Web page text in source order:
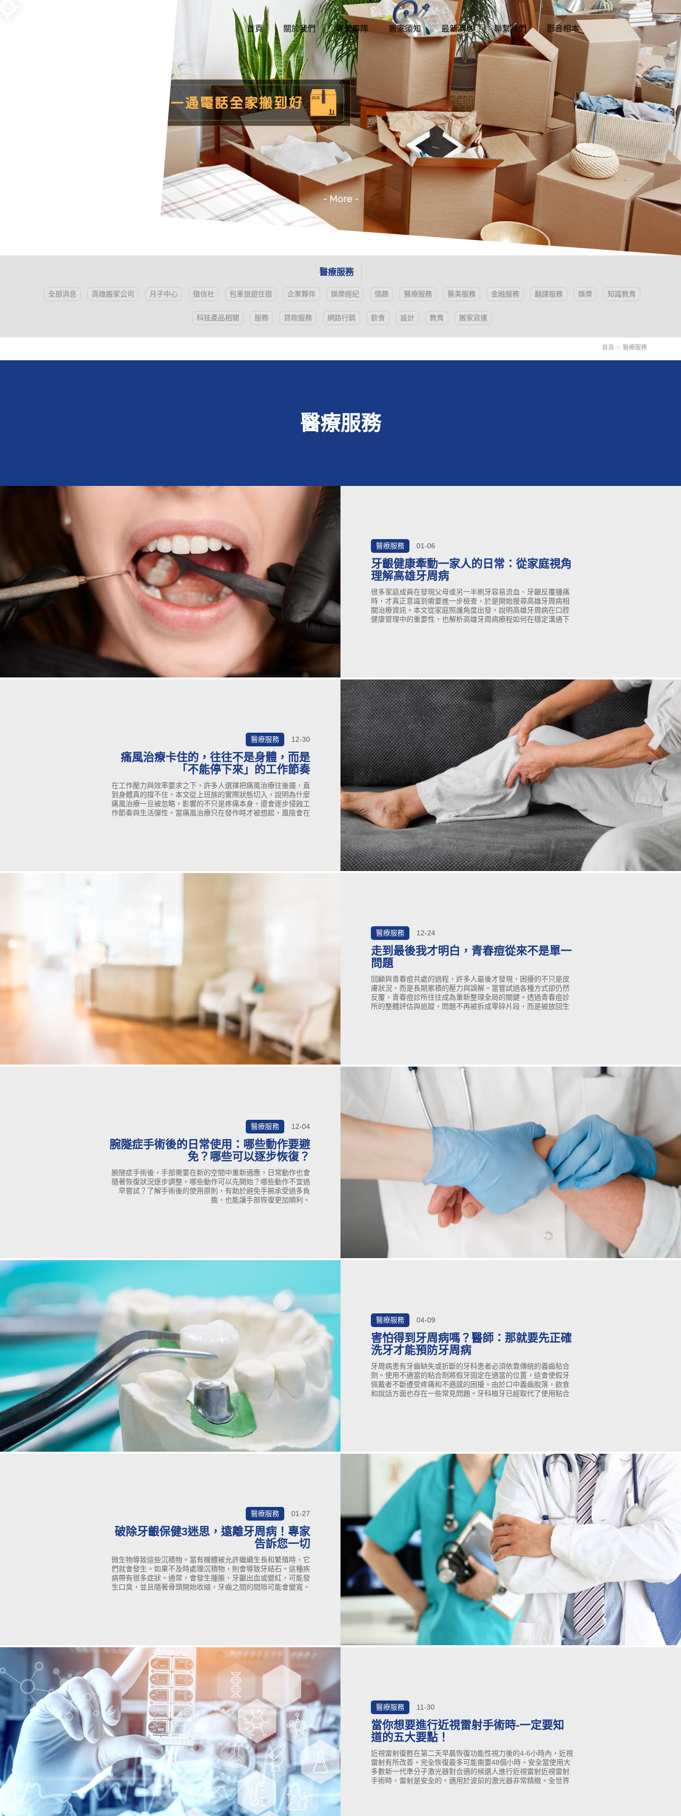
首頁 關於我們 專業車隊 搬家須知 最新消息 聯繫我們 影音相本
- More -
醫療服務
全部消息 高雄搬家公司 月子中心 徵信社 包車旅遊住宿 企業夥伴 娛樂經紀 情趣 醫療服務 醫美服務 金融服務 翻譯服務 娛樂 知識教育
科技產品相關 服務 貸款服務 網路行銷 飲食 設計 教育 搬家貨運
首頁 醫療服務
醫療服務
醫療服務 01-06
牙齦健康牽動一家人的日常：從家庭視角
理解高雄牙周病
很多家庭成員在發現父母或另一半刷牙容易流血、牙齦反覆腫痛
時，才真正意識到需要進一步檢查，於是開始搜尋高雄牙周病相
關治療資訊。本文從家庭照護角度出發，說明高雄牙周病在口腔
健康管理中的重要性，也解析高雄牙周病療程如何在穩定溝通下
醫療服務 12-30
痛風治療卡住的，往往不是身體，而是
「不能停下來」的工作節奏
在工作壓力與效率要求之下，許多人選擇把痛風治療往後擺，直
到身體真的撐不住。本文從上班族的實際狀態切入，說明為什麼
痛風治療一旦被忽略，影響的不只是疼痛本身，還會逐步侵蝕工
作節奏與生活彈性。當痛風治療只在發作時才被想起，風險會在
醫療服務 12-24
走到最後我才明白，青春痘從來不是單一
問題
回顧與青春痘共處的過程，許多人最後才發現，困擾的不只是皮
膚狀況，而是長期累積的壓力與誤解。當嘗試過各種方式卻仍然
反覆，青春痘診所往往成為重新整理全局的關鍵。透過青春痘診
所的整體評估與追蹤，問題不再被拆成零碎片段，而是被放回生
醫療服務 12-04
腕隧症手術後的日常使用：哪些動作要避
免？哪些可以逐步恢復？
腕隧症手術後，手部需要在新的空間中重新適應，日常動作也會
隨著恢復狀況逐步調整。哪些動作可以先開始？哪些動作不宜過
早嘗試？了解手術後的使用原則，有助於避免手腕承受過多負
擔，也能讓手部恢復更加順利。
醫療服務 04-09
害怕得到牙周病嗎？醫師：那就要先正確
洗牙才能預防牙周病
牙周病患有牙齒缺失或折斷的牙科患者必須依靠傳統的義齒粘合
劑。使用不適當的粘合劑將假牙固定在適當的位置，這會使假牙
佩戴者不斷遭受疼痛和不適感的困擾。由於口中義齒脫落，飲食
和說話方面也存在一些常見問題。牙科植牙已經取代了使用粘合
醫療服務 01-27
破除牙齦保健3迷思，遠離牙周病！專家
告訴您一切
微生物導致這些沉積物。當有機體被允許繼續生長和繁殖時，它
們就會發生。如果不及時處理沉積物，則會導致牙結石。這種疾
病帶有很多症狀。通常，會發生腫脹，牙齦出血或變紅，可能發
生口臭，並且隨著骨頭開始收縮，牙齒之間的間隙可能會變寬。
醫療服務 11-30
當你想要進行近視雷射手術時-一定要知
道的五大要點！
近視雷射​​​​​​​復甦在第二天早晨恢復功能性視力後的4-6小時內，近視
雷射​​​​​​​有所改善。完全恢復最多可能需要48個小時。安全當使用大
多數新一代準分子激光器對合適的候選人進行近視雷射​​​​近視雷射​​​​​​​​
手術時，雷射是安全的。適用於波前的激光器非常精緻。全世界